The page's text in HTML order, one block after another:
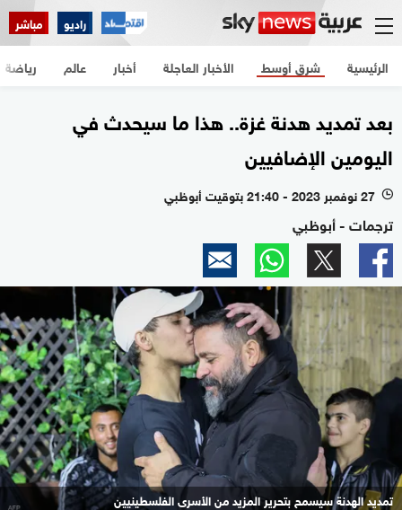
راديو مباشر
الرئيسية الأخبار العاجلة أخبار شرق أوسط عالم رياضة
بعد تمديد هدنة غزة.. هذا ما سيحدث في
اليومين الإضافيين
l 27 نوفمبر 2023 - 21:40 بتوقيت أبوظبي
ترجمات - أبوظبي
تمديد الهدنة سيسمح بتحرير المزيد من الأسرى الفلسطينيين